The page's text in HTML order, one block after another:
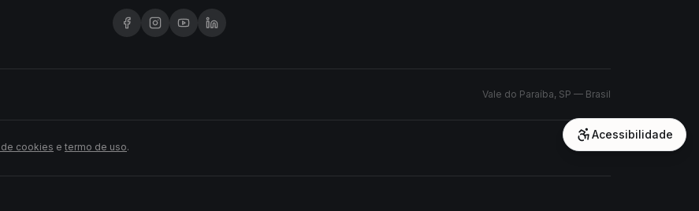
Vale do Paraíba, SP — Brasil
cookies e termo de uso.
Acessibilidade